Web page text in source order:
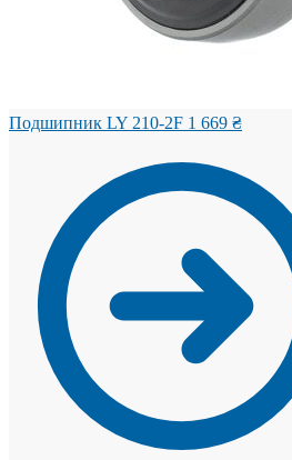
Подшипник LY 210-2F 1 669 ₴